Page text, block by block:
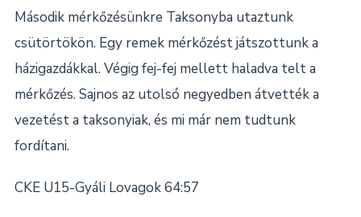
Második mérkőzésünkre Taksonyba utaztunk
csütörtökön. Egy remek mérkőzést játszottunk a
házigazdákkal. Végig fej-fej mellett haladva telt a
mérkőzés. Sajnos az utolsó negyedben átvették a
vezetést a taksonyiak, és mi már nem tudtunk
fordítani.
CKE U15-Gyáli Lovagok 64:57